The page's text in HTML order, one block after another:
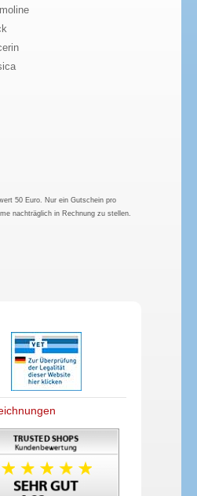
50 Euro. Nur ein Gutschein pro
nachträglich in Rechnung zu stellen.